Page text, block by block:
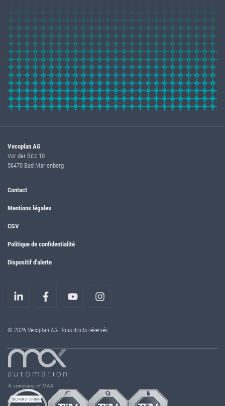
Vecoplan AG
Vor der Bitz 10
56470 Bad Marienberg
Contact
Mentions légales
CGV
Politique de confidentialité
Dispositif d'alerte
© 2026 Vecoplan AG. Tous droits réservés